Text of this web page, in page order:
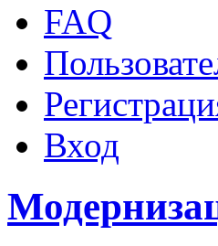
FAQ
Вход